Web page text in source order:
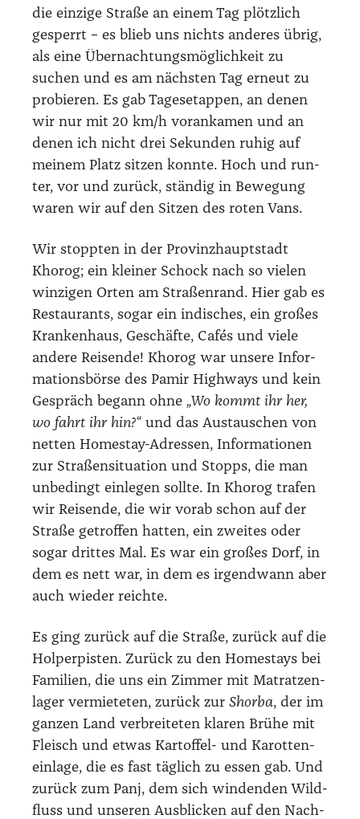
die ein­zi­ge Stra­ße an einem Tag plötz­lich
gesperrt – es blieb uns nichts ande­res übrig,
als eine Über­nach­tungs­mög­lich­keit zu
suchen und es am nächs­ten Tag erneut zu
pro­bie­ren. Es gab Tages­etap­pen, an denen
wir nur mit 20 km/​h vor­an­ka­men und an
denen ich nicht drei Sekun­den ruhig auf
mei­nem Platz sit­zen konn­te. Hoch und run­
ter, vor und zurück, stän­dig in Bewe­gung
waren wir auf den Sit­zen des roten Vans.
Wir stopp­ten in der Pro­vinz­haupt­stadt
Khorog; ein klei­ner Schock nach so vie­len
win­zi­gen Orten am Stra­ßen­rand. Hier gab es
Restau­rants, sogar ein indi­sches, ein gro­ßes
Kran­ken­haus, Geschäf­te, Cafés und vie­le
ande­re Rei­sen­de! Khorog war unse­re Infor­
ma­ti­ons­bör­se des Pamir High­ways und kein
Gespräch begann ohne „Wo kommt ihr her,
wo fahrt ihr hin?“ und das Aus­tau­schen von
net­ten Homestay-Adres­sen, Infor­ma­tio­nen
zur Stra­ßen­si­tua­ti­on und Stopps, die man
unbe­dingt ein­le­gen soll­te. In Khorog tra­fen
wir Rei­sen­de, die wir vor­ab schon auf der
Stra­ße getrof­fen hat­ten, ein zwei­tes oder
sogar drit­tes Mal. Es war ein gro­ßes Dorf, in
dem es nett war, in dem es irgend­wann aber
auch wie­der reich­te.
Es ging zurück auf die Stra­ße, zurück auf die
Hol­per­pis­ten. Zurück zu den Homestays bei
Fami­li­en, die uns ein Zim­mer mit Matrat­zen­
la­ger ver­mie­te­ten, zurück zur Shor­ba, der im
gan­zen Land ver­brei­te­ten kla­ren Brü­he mit
Fleisch und etwas Kar­tof­fel- und Karot­ten­
ein­la­ge, die es fast täg­lich zu essen gab. Und
zurück zum Panj, dem sich win­den­den Wild­
fluss und unse­ren Aus­bli­cken auf den Nach­